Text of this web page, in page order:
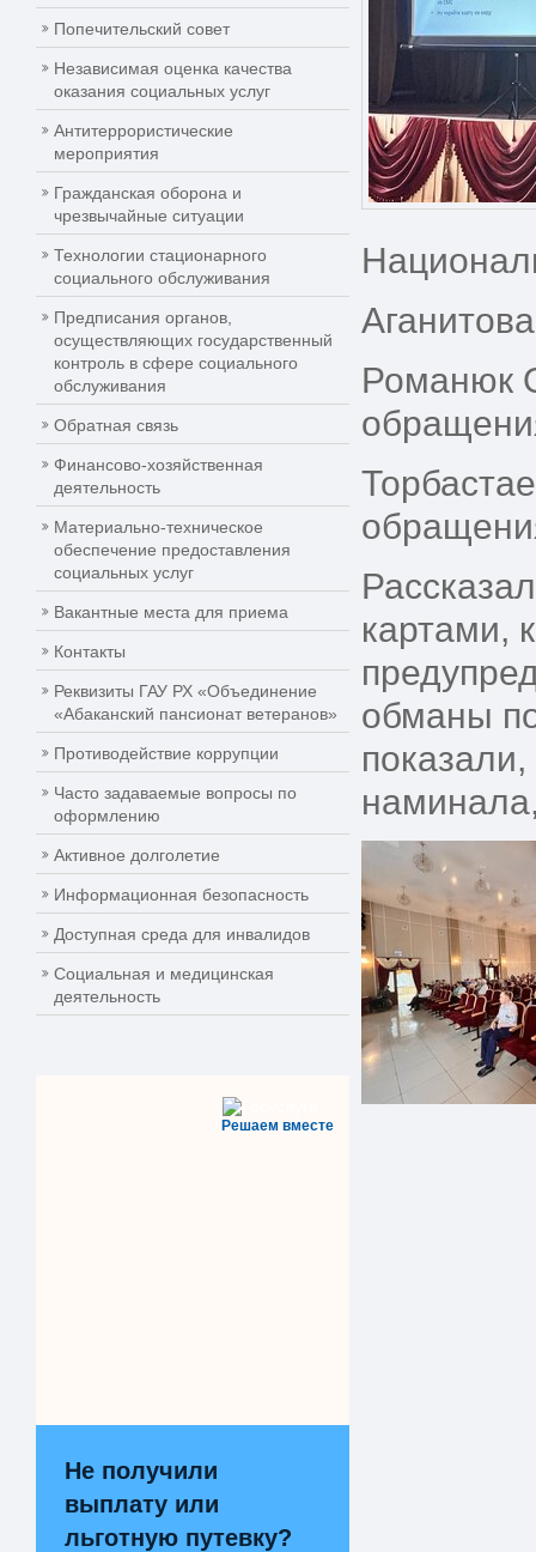
Попечительский совет
Независимая оценка качества
оказания социальных услуг
Антитеррористические
мероприятия
Гражданская оборона и
чрезвычайные ситуации
Технологии стационарного
социального обслуживания
Предписания органов,
осуществляющих государственный
контроль в сфере социального
обслуживания
Обратная связь
Финансово-хозяйственная
деятельность
Материально-техническое
обеспечение предоставления
социальных услуг
Вакантные места для приема
Контакты
Реквизиты ГАУ РХ «Объединение
«Абаканский пансионат ветеранов»
Противодействие коррупции
Часто задаваемые вопросы по
оформлению
Активное долголетие
Информационная безопасность
Доступная среда для инвалидов
Социальная и медицинская
деятельность
Решаем вместе
Не получили
выплату или
льготную путевку?
Романюк
картами,
обманы